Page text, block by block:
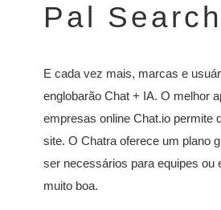
Pal
E cada vez mais, marcas e
englobarão Chat + IA. O melhor
empresas online Chat.io permite
site. O Chatra oferece um plano
ser necessários para equipes ou
muito boa.